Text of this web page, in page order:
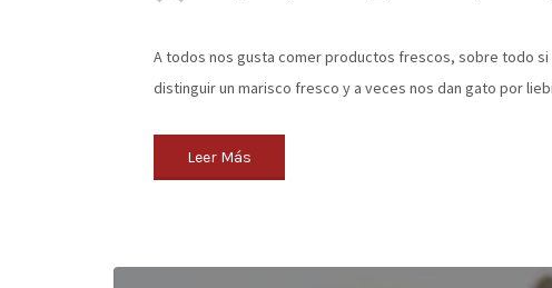
A todos nos gusta comer productos frescos, sobre todo
distinguir un marisco fresco y a veces nos dan gato por
Leer Más